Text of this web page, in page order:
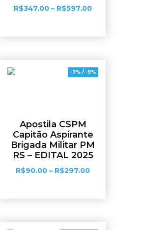
R$347.00 – R$597.00
-7% / -9%
Apostila CSPM
Capitão Aspirante
Brigada Militar PM
RS – EDITAL 2025
R$90.00 – R$297.00